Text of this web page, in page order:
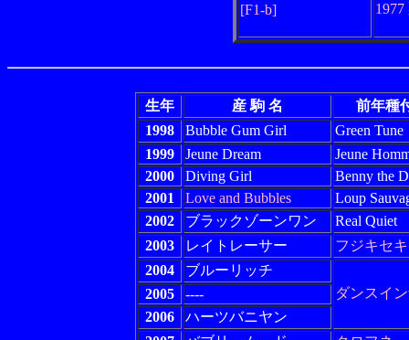
[F1-b]
生年 産 駒 名
前年種
1998
Bubble Gum Girl
Green Tune
1999
Jeune Dream
Jeune
2000
Diving Girl
Benny the
2001
Love and Bubbles
Loup
2002
ブラックゾーンワン
Real Quiet
2003
レイトレーサー
フジキセキ
2004
ブルーリッチ
ダンスイ
2005
----
2006
ハーツバニヤン